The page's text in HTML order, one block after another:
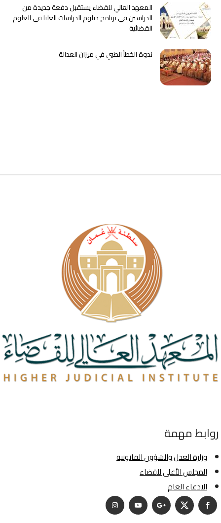
المعهد العالي للقضاء يستقبل دفعة جديدة من
الدراسين في برنامج دبلوم الدراسات العليا في العلوم
القضائية
ندوة الخطأ الطبي في ميزان العدالة
روابط مهمة
وزارة العدل والشؤون القانونية
المجلس الأعلى للقضاء
الادعاء العام